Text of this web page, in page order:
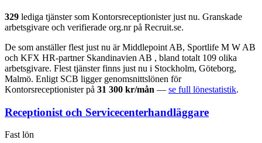
329 lediga tjänster som Kontorsreceptionister just nu. Granskade
arbetsgivare och verifierade org.nr på Recruit.se.
De som anställer flest just nu är Middlepoint AB, Sportlife M W AB
och KFX HR-partner Skandinavien AB , bland totalt 109 olika
arbetsgivare. Flest tjänster finns just nu i Stockholm, Göteborg,
Malmö. Enligt SCB ligger genomsnittslönen för
Kontorsreceptionister på 31 300 kr/mån — se full lönestatistik.
Receptionist och Servicecenterhandläggare
Fast lön